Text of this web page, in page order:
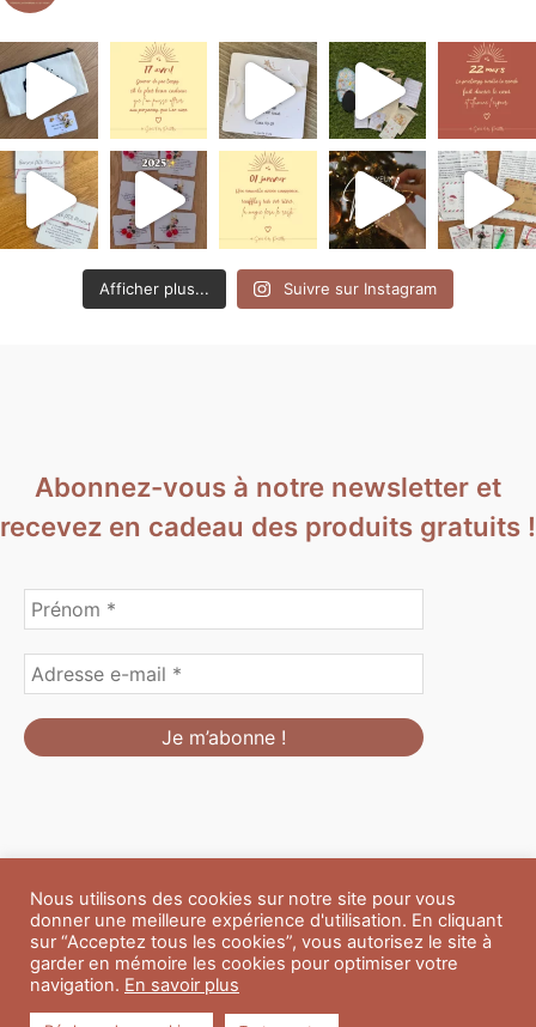
Afficher plus... Suivre sur Instagram
Abonnez-vous à notre newsletter et
recevez en cadeau des produits gratuits !
Formulaire de personnalisation Contact
Boutique
Blog
CGV
Mentions Légales
Politique de confidentialité
A propos
Copyright © 2026 Du Soleil et des Paillettes
Nous utilisons des cookies sur notre site pour vous
donner une meilleure expérience d'utilisation. En cliquant
sur “Acceptez tous les cookies”, vous autorisez le site à
garder en mémoire les cookies pour optimiser votre
navigation. En savoir plus